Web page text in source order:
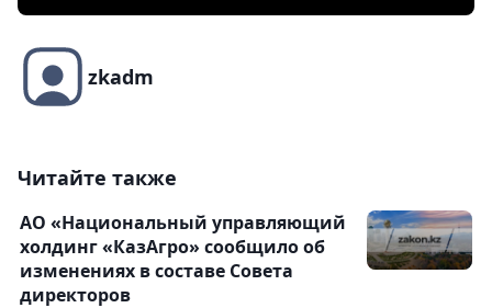
zkadm
Читайте также
АО «Национальный управляющий
холдинг «КазАгро» сообщило об
изменениях в составе Совета
директоров